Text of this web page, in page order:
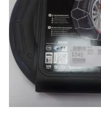
Parti meccaniche
Ponte
Spray
Deghiacciante
In offerta